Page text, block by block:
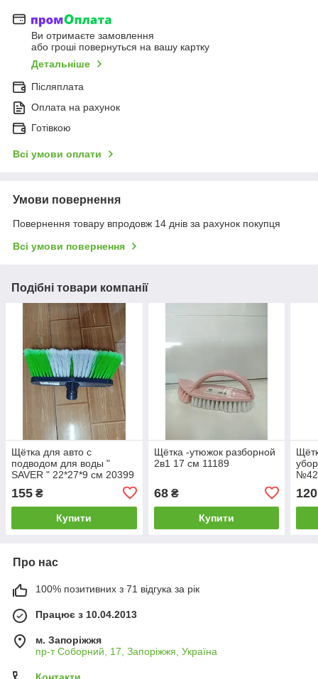
Ви отримаєте замовлення
або гроші повернуться на вашу картку
Детальніше
Післяплата
Оплата на рахунок
Готівкою
Всі умови оплати
Умови повернення
Повернення товару впродовж 14 днів за рахунок покупця
Всі умови повернення
Подібні товари компанії
Щётка для авто с
подводом для воды "
SAVER " 22*27*9 см 20399
155 ₴
Купити
Щётка -утюжок разборной
2в1 17 см 11189
68₴
Купити
120
Про нас
100% позитивних з 71 відгука за рік
Працює з 10.04.2013
м. Запоріжжя
пр-т Соборний, 17, Запоріжжя, Україна